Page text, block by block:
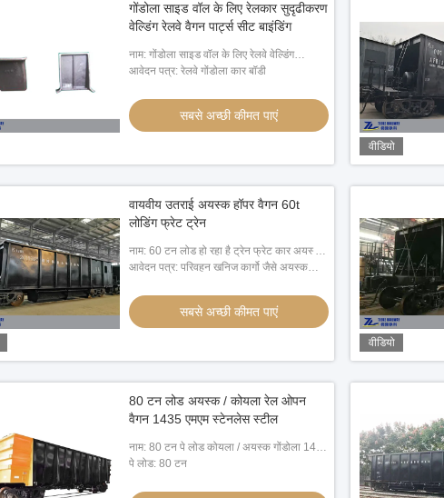
गोंडोला साइड वॉल के लिए रेलकार सुदृढीकरण
वेल्डिंग रेलवे वैगन पार्ट्स सीट बाइंडिंग
नाम: गोंडोला साइड वॉल के लिए रेलवे वेल्डिंग
स्ट्रक्चर पार्ट्स रीइन्फोर्समेंट सीट बाइंडिंग सीट
आवेदन पत्र: रेलवे गोंडोला कार बॉडी
सबसे अच्छी कीमत पाएं
वीडियो
वायवीय उतराई अयस्क हॉपर वैगन 60t
लोडिंग फ्रेट ट्रेन
नाम: 60 टन लोड हो रहा है ट्रेन फ्रेट कार अयस्क
हूपर वैगन न्यूमेटिक अनलोडिंग
आवेदन पत्र: परिवहन खनिज कार्गो जैसे अयस्क
सबसे अच्छी कीमत पाएं
वीडियो
80 टन लोड अयस्क / कोयला रेल ओपन
वैगन 1435 एमएम स्टेनलेस स्टील
नाम: 80 टन पे लोड कोयला / अयस्क गोंडोला 1435
मिमी रेल गेज स्टेनलेस स्टील हाई वॉल ओपन वैगन
पे लोड: 80 टन